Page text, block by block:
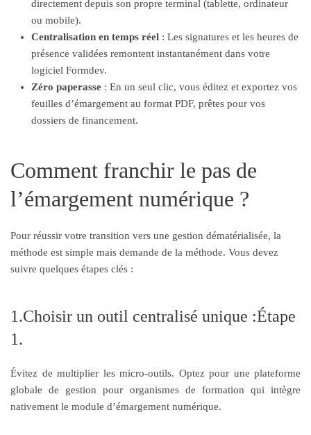
directement depuis son propre terminal (tablette, ordinateur
ou mobile).
Centralisation en temps réel : Les signatures et les heures de
présence validées remontent instantanément dans votre
logiciel Formdev.
Zéro paperasse : En un seul clic, vous éditez et exportez vos
feuilles d’émargement au format PDF, prêtes pour vos
dossiers de financement.
Comment franchir le pas de
l’émargement numérique ?
Pour réussir votre transition vers une gestion dématérialisée, la
méthode est simple mais demande de la méthode. Vous devez
suivre quelques étapes clés :
1.Choisir un outil centralisé unique :Étape
1.
Évitez de multiplier les micro-outils. Optez pour une plateforme
globale de gestion pour organismes de formation qui intègre
nativement le module d’émargement numérique.